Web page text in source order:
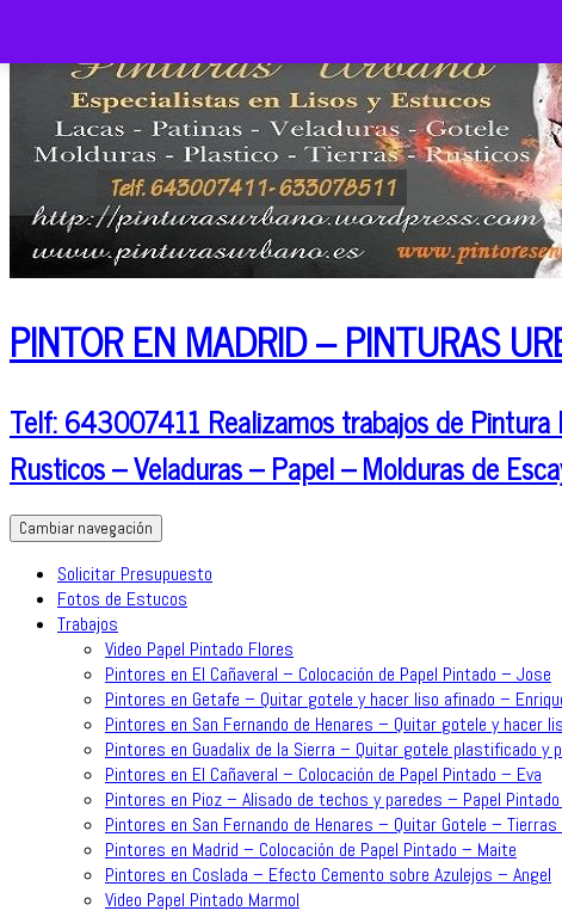
PINTOR EN MADRID – PINTURAS
Telf: 643007411 Realizamos trabajos de
Rusticos – Veladuras – Papel – Molduras de
Cambiar navegación
Solicitar Presupuesto
Fotos de Estucos
Trabajos
Video Papel Pintado Flores
Pintores en El Cañaveral – Colocación de Papel Pintado – Jose
Pintores en Getafe – Quitar gotele y hacer liso afinado –
Pintores en San Fernando de Henares – Quitar gotele y hacer
Pintores en Guadalix de la Sierra – Quitar gotele plastificado
Pintores en El Cañaveral – Colocación de Papel Pintado – Eva
Pintores en Pioz – Alisado de techos y paredes – Papel
Pintores en San Fernando de Henares – Quitar Gotele –
Pintores en Madrid – Colocación de Papel Pintado – Maite
Pintores en Coslada – Efecto Cemento sobre Azulejos – Angel
Video Papel Pintado Marmol